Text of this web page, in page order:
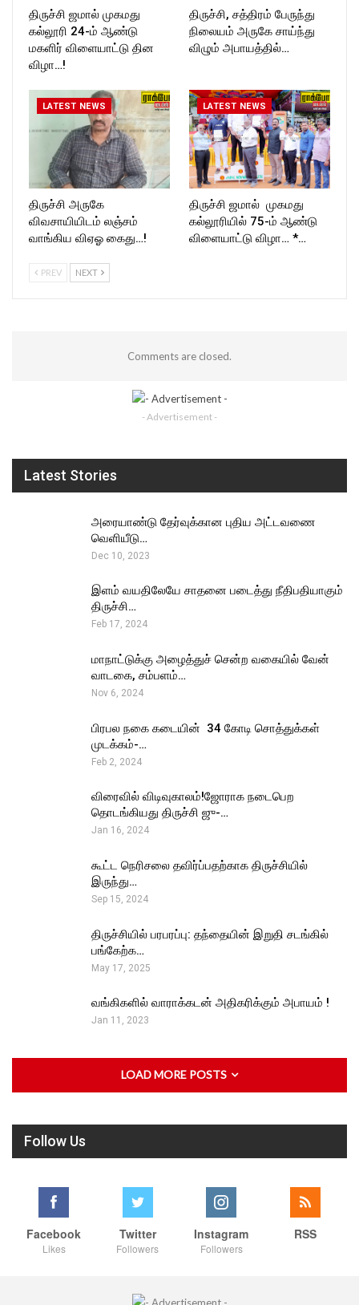
திருச்சி ஜமால் முகமது
கல்லூரி 24-ம் ஆண்டு
மகளிர் விளையாட்டு தின
விழா…!
திருச்சி, சத்திரம் பேருந்து
நிலையம் அருகே சாய்ந்து
விழும் அபாயத்தில்…
LATEST NEWS
திருச்சி அருகே
விவசாயியிடம் லஞ்சம்
வாங்கிய விஏஓ கைது…!
LATEST NEWS
திருச்சி ஜமால் முகமது
கல்லூரியில் 75-ம் ஆண்டு
விளையாட்டு விழா… *…
PREV NEXT
Comments are closed.
- Advertisement -
Latest Stories
அரையாண்டு தேர்வுக்கான புதிய அட்டவணை
வெளியீடு…
Dec 10, 2023
இளம் வயதிலேயே சாதனை படைத்து நீதிபதியாகும்
திருச்சி…
Feb 17, 2024
மாநாட்டுக்கு அழைத்துச் சென்ற வகையில் வேன்
வாடகை, சம்பளம்…
Nov 6, 2024
பிரபல நகை கடையின் ₹ 34 கோடி சொத்துக்கள்
முடக்கம்-…
Feb 2, 2024
விரைவில் விடிவுகாலம்!ஜோராக நடைபெற
தொடங்கியது திருச்சி ஜு-…
Jan 16, 2024
கூட்ட நெரிசலை தவிர்ப்பதற்காக திருச்சியில்
இருந்து…
Sep 15, 2024
திருச்சியில் பரபரப்பு: தந்தையின் இறுதி சடங்கில்
பங்கேற்க…
May 17, 2025
வங்கிகளில் வாராக்கடன் அதிகரிக்கும் அபாயம் !
Jan 11, 2023
LOAD MORE POSTS
Follow Us
Facebook
Likes
Twitter
Followers
Instagram
Followers
RSS